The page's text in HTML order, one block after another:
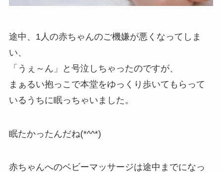
途中、1人の赤ちゃんのご機嫌が悪くなってしま
い、
「うぇ～ん」と号泣しちゃったのですが、
まぁるい抱っこで本堂をゆっくり歩いてもらって
いるうちに眠っちゃいました。
眠たかったんだね(*^^*)
赤ちゃんへのベビーマッサージは途中までになっ